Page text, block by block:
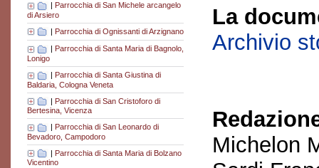
Parrocchia di San Michele arcangelo
di Arsiero
| Parrocchia di Ognissanti di Arzignano
Parrocchia di Santa Maria di Bagnolo,
Lonigo
| Parrocchia di Santa Giustina di
Baldaria, Cologna Veneta
| Parrocchia di San Cristoforo di
Bertesina, Vicenza
| Parrocchia di San Leonardo di
Bevadoro, Campodoro
| Parrocchia di Santa Maria di Bolzano
Vicentino
La
Archivio
Michelon